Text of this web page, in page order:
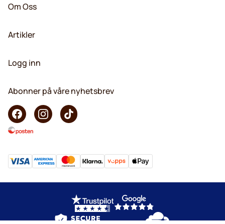
Om Oss
Artikler
Logg inn
Abonner på våre nyhetsbrev